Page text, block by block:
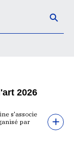
2026
s'associe
par